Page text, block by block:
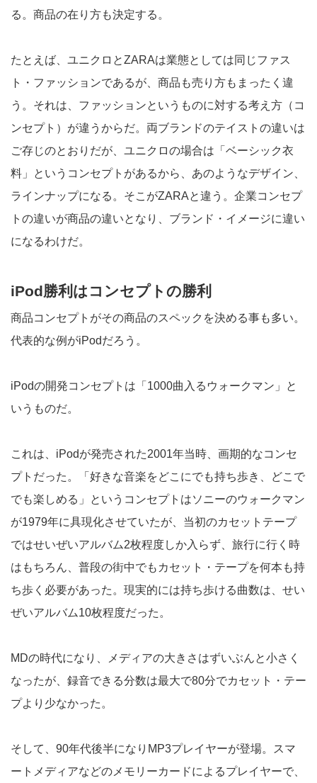
る。商品の在り方も決定する。
たとえば、ユニクロとZARAは業態としては同じファス
ト・ファッションであるが、商品も売り方もまったく違
う。それは、ファッションというものに対する考え方（コ
ンセプト）が違うからだ。両ブランドのテイストの違いは
ご存じのとおりだが、ユニクロの場合は「ベーシック衣
料」というコンセプトがあるから、あのようなデザイン、
ラインナップになる。そこがZARAと違う。企業コンセプ
トの違いが商品の違いとなり、ブランド・イメージに違い
になるわけだ。
iPod勝利はコンセプトの勝利
商品コンセプトがその商品のスペックを決める事も多い。
代表的な例がiPodだろう。
iPodの開発コンセプトは「1000曲入るウォークマン」と
いうものだ。
これは、iPodが発売された2001年当時、画期的なコンセ
プトだった。「好きな音楽をどこにでも持ち歩き、どこで
でも楽しめる」というコンセプトはソニーのウォークマン
が1979年に具現化させていたが、当初のカセットテープ
ではせいぜいアルバム2枚程度しか入らず、旅行に行く時
はもちろん、普段の街中でもカセット・テープを何本も持
ち歩く必要があった。現実的には持ち歩ける曲数は、せい
ぜいアルバム10枚程度だった。
MDの時代になり、メディアの大きさはずいぶんと小さく
なったが、録音できる分数は最大で80分でカセット・テー
プより少なかった。
そして、90年代後半になりMP3プレイヤーが登場。スマ
ートメディアなどのメモリーカードによるプレイヤーで、